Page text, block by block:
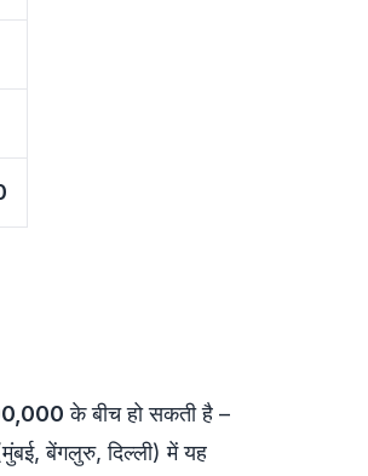
के बीच हो सकती है –
बेंगलुरु, दिल्ली) में यह